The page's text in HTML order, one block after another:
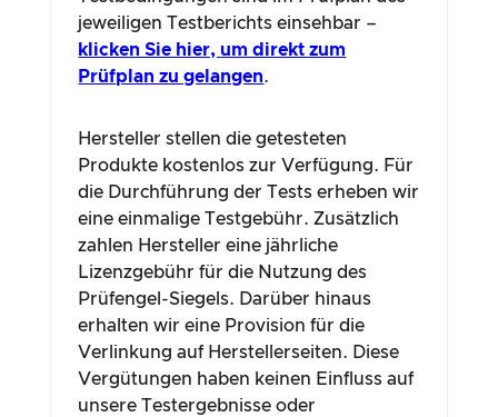
jeweiligen Testberichts einsehbar –
klicken Sie hier, um direkt zum
Prüfplan zu gelangen.
Hersteller stellen die getesteten
Produkte kostenlos zur Verfügung. Für
die Durchführung der Tests erheben wir
eine einmalige Testgebühr. Zusätzlich
zahlen Hersteller eine jährliche
Lizenzgebühr für die Nutzung des
Prüfengel-Siegels. Darüber hinaus
erhalten wir eine Provision für die
Verlinkung auf Herstellerseiten. Diese
Vergütungen haben keinen Einfluss auf
unsere Testergebnisse oder